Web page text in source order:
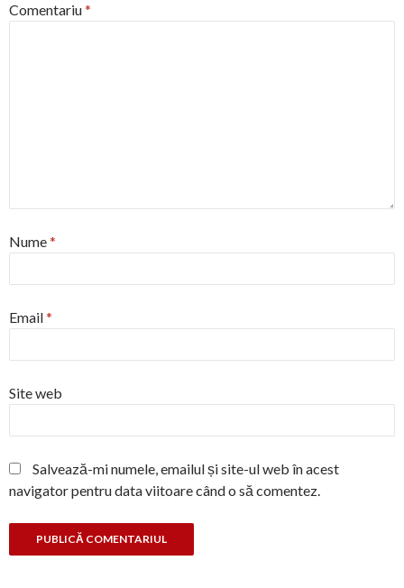
Comentariu*
Nume*
Email*
Site web
Salvează-mi numele, emailul și site-ul web în acest
navigator pentru data viitoare când o să comentez.